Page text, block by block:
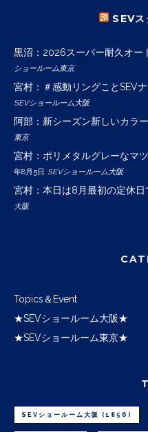
SEVス
黒沼：2026スーパー耐久オ
ショールーム東京
宮村：＃感動リングことSEV
SEVショールーム大阪
阿部：新シーズン新しいカラー
東京
宮村：ポリメタルグレーなマ
年8月5日 SEVショールーム大阪
宮村：本日は8月最初の定休日
大阪
Topics＆Event
★SEVショールーム大阪★
★SEVショールーム東京★
SEVショールーム大阪 (1856)